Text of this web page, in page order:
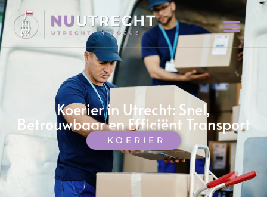
Koerier in Utrecht: Snel,
Betrouwbaar en Efficiënt Transport
KOERIER